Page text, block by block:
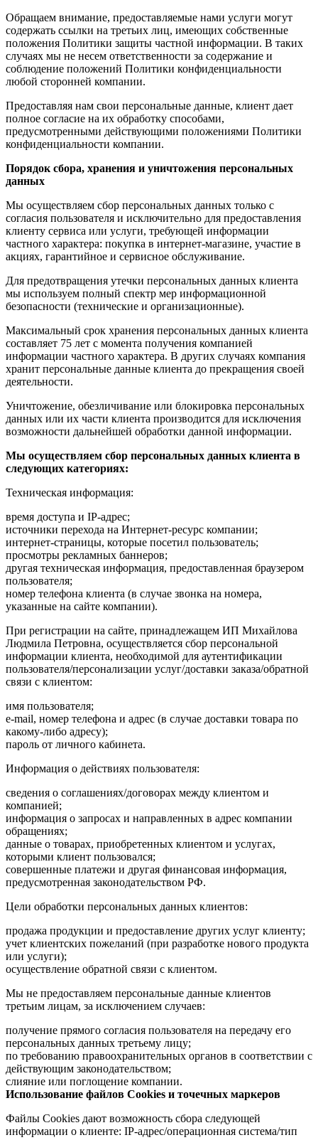
Обращаем внимание, предоставляемые нами услуги могут
содержать ссылки на третьих лиц, имеющих собственные
положения Политики защиты частной информации. В таких
случаях мы не несем ответственности за содержание и
соблюдение положений Политики конфиденциальности
любой сторонней компании.
Предоставляя нам свои персональные данные, клиент дает
полное согласие на их обработку способами,
предусмотренными действующими положениями Политики
конфиденциальности компании.
Порядок сбора, хранения и уничтожения персональных
данных
Мы осуществляем сбор персональных данных только с
согласия пользователя и исключительно для предоставления
клиенту сервиса или услуги, требующей информации
частного характера: покупка в интернет-магазине, участие в
акциях, гарантийное и сервисное обслуживание.
Для предотвращения утечки персональных данных клиента
мы используем полный спектр мер информационной
безопасности (технические и организационные).
Максимальный срок хранения персональных данных клиента
составляет 75 лет с момента получения компанией
информации частного характера. В других случаях компания
хранит персональные данные клиента до прекращения своей
деятельности.
Уничтожение, обезличивание или блокировка персональных
данных или их части клиента производится для исключения
возможности дальнейшей обработки данной информации.
Мы осуществляем сбор персональных данных клиента в
следующих категориях:
Техническая информация:
время доступа и IP-адрес;
источники перехода на Интернет-ресурс компании;
интернет-страницы, которые посетил пользователь;
просмотры рекламных баннеров;
другая техническая информация, предоставленная браузером
пользователя;
номер телефона клиента (в случае звонка на номера,
указанные на сайте компании).
При регистрации на сайте, принадлежащем ИП Михайлова
Людмила Петровна, осуществляется сбор персональной
информации клиента, необходимой для аутентификации
пользователя/персонализации услуг/доставки заказа/обратной
связи с клиентом:
имя пользователя;
e-mail, номер телефона и адрес (в случае доставки товара по
какому-либо адресу);
пароль от личного кабинета.
Информация о действиях пользователя:
сведения о соглашениях/договорах между клиентом и
компанией;
информация о запросах и направленных в адрес компании
обращениях;
данные о товарах, приобретенных клиентом и услугах,
которыми клиент пользовался;
совершенные платежи и другая финансовая информация,
предусмотренная законодательством РФ.
Цели обработки персональных данных клиентов:
продажа продукции и предоставление других услуг клиенту;
учет клиентских пожеланий (при разработке нового продукта
или услуги);
осуществление обратной связи с клиентом.
Мы не предоставляем персональные данные клиентов
третьим лицам, за исключением случаев:
получение прямого согласия пользователя на передачу его
персональных данных третьему лицу;
по требованию правоохранительных органов в соответствии с
действующим законодательством;
слияние или поглощение компании.
Использование файлов Cookies и точечных маркеров
Файлы Cookies дают возможность сбора следующей
информации о клиенте: IP-адрес/операционная система/тип